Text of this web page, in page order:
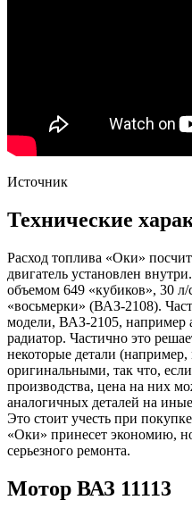
Источник
Технические
Расход топлива «Оки»
двигатель установлен
объемом 649 «кубиков», 30
«восьмерки» (ВАЗ-2108).
модели, ВАЗ-2105, например
радиатор. Частично это
некоторые детали (например,
оригинальными, так что,
производства, цена на них
аналогичных деталей на
Это стоит учесть при
«Оки» принесет экономию,
серьезного ремонта.
Мотор ВАЗ 11113